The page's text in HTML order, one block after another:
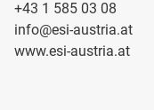
+43 1 585 03 08
info@esi-austria.at
www.esi-austria.at